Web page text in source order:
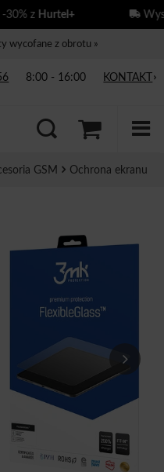
zHurtel+
wycofane z obrotu »
8:00 - 16:00 KONTAKT
GSM Ochrona ekranu